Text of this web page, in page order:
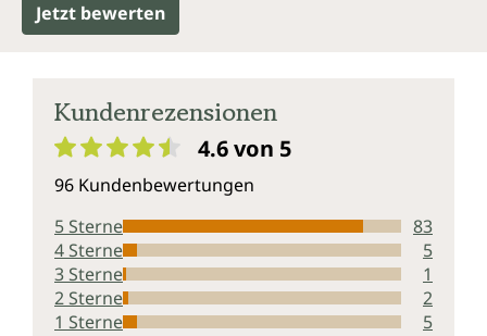
Jetzt bewerten
Kundenrezensionen
4.6 von 5
96 Kundenbewertungen
5 Sterne
83
4 Sterne
5
3 Sterne
1
2 Sterne
2
1 Sterne
5